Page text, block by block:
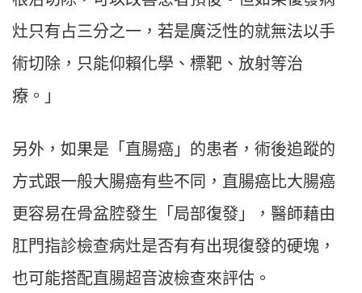
灶只有占三分之一，若是廣泛性的就無法以手
術切除，只能仰賴化學、標靶、放射等治
療。」
另外，如果是「直腸癌」的患者，術後追蹤的
方式跟一般大腸癌有些不同，直腸癌比大腸癌
更容易在骨盆腔發生「局部復發」，醫師藉由
肛門指診檢查病灶是否有有出現復發的硬塊，
也可能搭配直腸超音波檢查來評估。